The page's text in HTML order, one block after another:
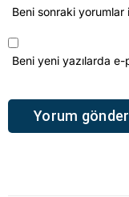
Beni sonraki
Beni yeni yazılarda